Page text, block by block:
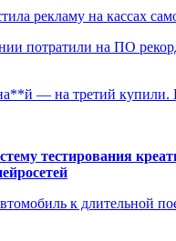
рекламу на кассах
потратили на ПО
— на третий
тестирования
к длительной